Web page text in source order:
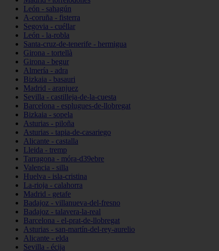
León - sahagún
A-coruña - fisterra
Segovia - cuéllar
León - la-robla
Santa-cruz-de-tenerife - hermigua
Girona - tortellà
Girona - begur
Almería - adra
Bizkaia - basauri
Madrid - aranjuez
Sevilla - castilleja-de-la-cuesta
Barcelona - esplugues-de-llobregat
Bizkaia - sopela
Asturias - piloña
Asturias - tapia-de-casariego
Alicante - castalla
Lleida - tremp
Tarragona - móra-d39ebre
Valencia - silla
Huelva - isla-cristina
La-rioja - calahorra
Madrid - getafe
Badajoz - villanueva-del-fresno
Badajoz - talavera-la-real
Barcelona - el-prat-de-llobregat
Asturias - san-martín-del-rey-aurelio
Alicante - elda
Sevilla - écija